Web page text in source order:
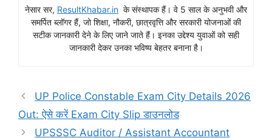
नेसार सर, ResultKhabar.in के संस्थापक हैं। वे 5 साल के अनुभवी और
समर्पित ब्लॉगर हैं, जो शिक्षा, नौकरी, छात्रवृत्ति और सरकारी योजनाओं की
सटीक जानकारी देने के लिए जाने जाते हैं। इनका उद्देश्य युवाओं को सही
जानकारी देकर उनका भविष्य बेहतर बनाना है।
UP Police Constable Exam City Details 2026
Out: ऐसे करें Exam City Slip डाउनलोड
UPSSSC Auditor / Assistant Accountant